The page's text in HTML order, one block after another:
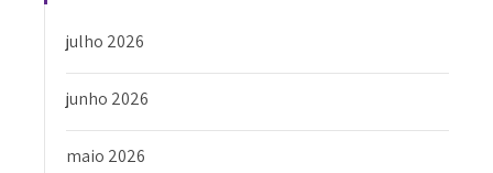
julho 2026
junho 2026
maio 2026